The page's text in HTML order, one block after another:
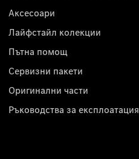
Аксесоари
Лайфстайл колекции
Пътна помощ
Сервизни пакети
Оригинални части
Ръководства за експлоатация